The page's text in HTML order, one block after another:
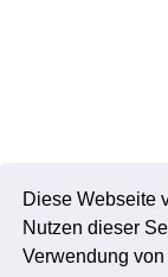
Diese Webseite
Nutzen dieser
Verwendung